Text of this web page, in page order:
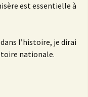
est essentielle à
l’histoire, je dirai
nationale.